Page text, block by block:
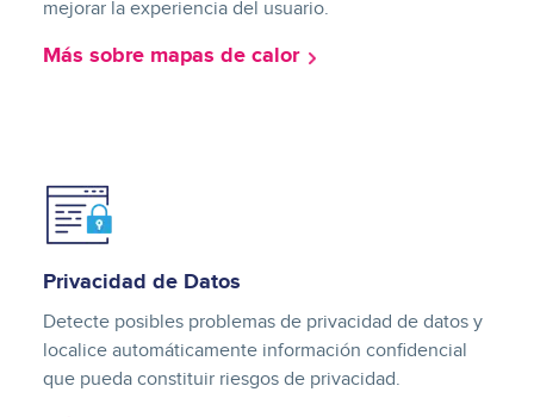
mejorar la experiencia del usuario.
Más sobre mapas de calor
Image
Privacidad de Datos
Detecte posibles problemas de privacidad de datos y
localice automáticamente información confidencial
que pueda constituir riesgos de privacidad.